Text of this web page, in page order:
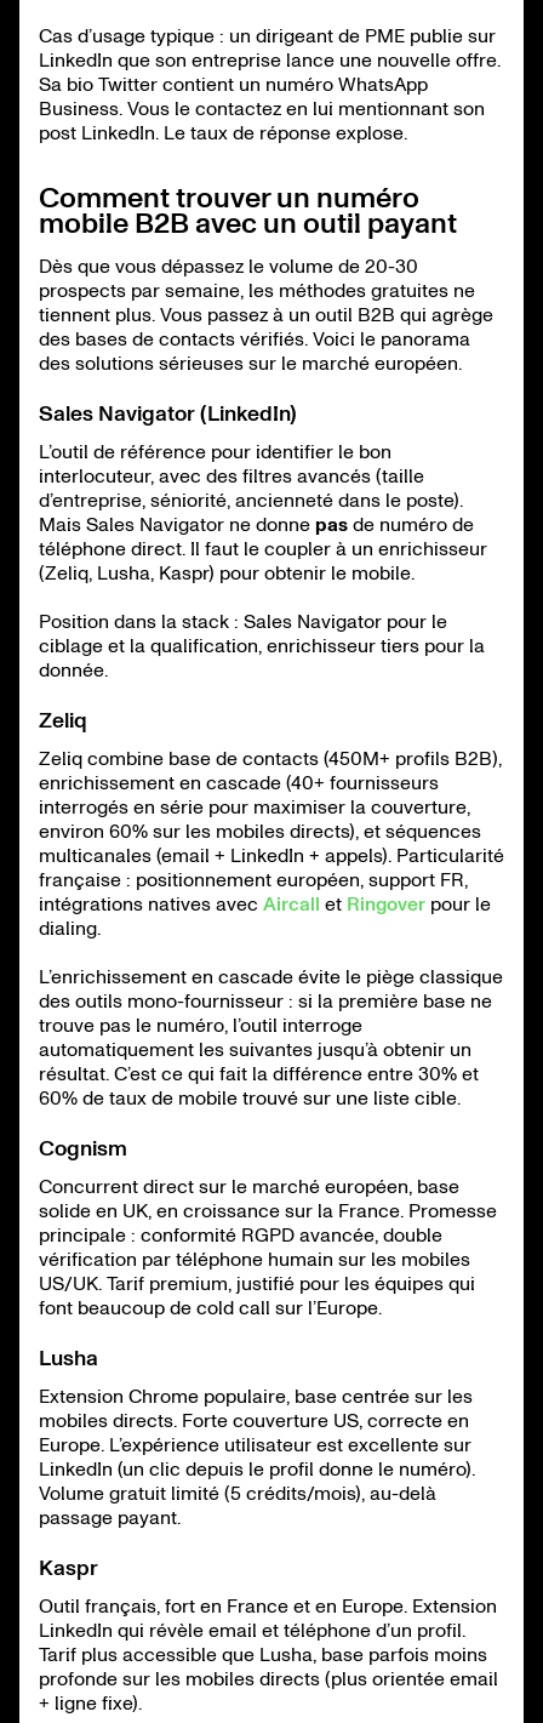
Cas d’usage typique : un dirigeant de PME publie sur
LinkedIn que son entreprise lance une nouvelle offre.
Sa bio Twitter contient un numéro WhatsApp
Business. Vous le contactez en lui mentionnant son
post LinkedIn. Le taux de réponse explose.
Comment trouver un numéro
mobile B2B avec un outil payant
Dès que vous dépassez le volume de 20-30
prospects par semaine, les méthodes gratuites ne
tiennent plus. Vous passez à un outil B2B qui agrège
des bases de contacts vérifiés. Voici le panorama
des solutions sérieuses sur le marché européen.
Sales Navigator (LinkedIn)
L’outil de référence pour identifier le bon
interlocuteur, avec des filtres avancés (taille
d’entreprise, séniorité, ancienneté dans le poste).
Mais Sales Navigator ne donne pas de numéro de
téléphone direct. Il faut le coupler à un enrichisseur
(Zeliq, Lusha, Kaspr) pour obtenir le mobile.
Position dans la stack : Sales Navigator pour le
ciblage et la qualification, enrichisseur tiers pour la
donnée.
Zeliq
Zeliq combine base de contacts (450M+ profils B2B),
enrichissement en cascade (40+ fournisseurs
interrogés en série pour maximiser la couverture,
environ 60% sur les mobiles directs), et séquences
multicanales (email + LinkedIn + appels). Particularité
française : positionnement européen, support FR,
intégrations natives avec Aircall et Ringover pour le
dialing.
L’enrichissement en cascade évite le piège classique
des outils mono-fournisseur : si la première base ne
trouve pas le numéro, l’outil interroge
automatiquement les suivantes jusqu’à obtenir un
résultat. C’est ce qui fait la différence entre 30% et
60% de taux de mobile trouvé sur une liste cible.
Cognism
Concurrent direct sur le marché européen, base
solide en UK, en croissance sur la France. Promesse
principale : conformité RGPD avancée, double
vérification par téléphone humain sur les mobiles
US/UK. Tarif premium, justifié pour les équipes qui
font beaucoup de cold call sur l’Europe.
Lusha
Extension Chrome populaire, base centrée sur les
mobiles directs. Forte couverture US, correcte en
Europe. L’expérience utilisateur est excellente sur
LinkedIn (un clic depuis le profil donne le numéro).
Volume gratuit limité (5 crédits/mois), au-delà
passage payant.
Kaspr
Outil français, fort en France et en Europe. Extension
LinkedIn qui révèle email et téléphone d’un profil.
Tarif plus accessible que Lusha, base parfois moins
profonde sur les mobiles directs (plus orientée email
+ ligne fixe).